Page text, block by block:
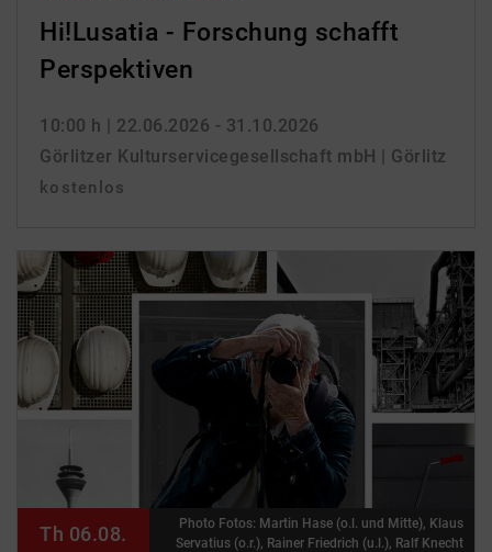
Hi!Lusatia - Forschung schafft
Perspektiven
10:00 h | 22.06.2026 - 31.10.2026
Görlitzer Kulturservicegesellschaft mbH | Görlitz
kostenlos
Th 06.08.
Photo Fotos: Martin Hase (o.l. und Mitte), Klaus
Servatius (o.r.), Rainer Friedrich (u.l.), Ralf Knecht